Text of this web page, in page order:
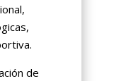
de